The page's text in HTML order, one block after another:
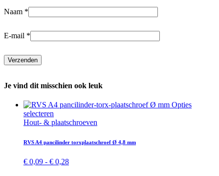
Naam *
E-mail *
Je vind dit misschien ook leuk
Opties
selecteren
product
meerdere
Deze
optie
Hout- & plaat­schroeven
RVS A4 pan­cilinder torx­plaat­schroef Ø 4,8 mm
€ 0,09 - € 0,28Prijsklasse: